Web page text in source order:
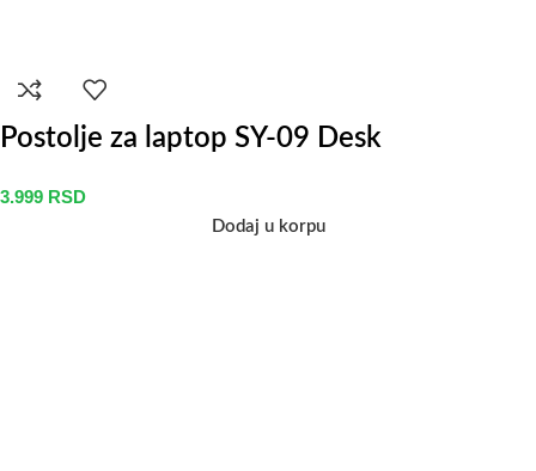
Postolje za laptop SY-09 Desk
3.999 RSD
Dodaj u korpu